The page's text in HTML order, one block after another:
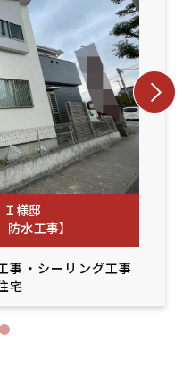
様邸
防水工事】
事 ・ シーリング工事
宅